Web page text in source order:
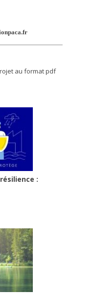
au format pdf
: